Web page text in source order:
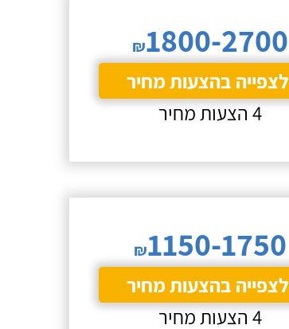
₪1800-2700
לצפייה בהצעות מחיר
4 הצעות מחיר
₪1150-1750
לצפייה בהצעות מחיר
4 הצעות מחיר